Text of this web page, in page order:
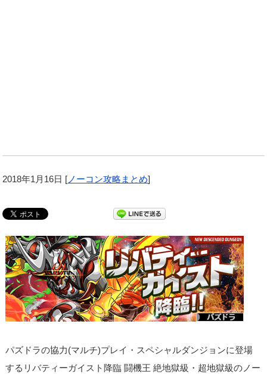
2018年1月16日 [ ノーコン攻略まとめ]
パズドラの協力(マルチ)プレイ・スペシャルダンジョンに登場
するリバティーガイスト降臨 闘機王 絶地獄級・超地獄級のノー